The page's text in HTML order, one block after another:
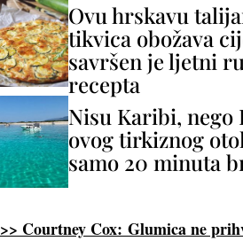
Ovu hrskavu
tikvica obožava
savršen je ljetni
recepta
Nisu Karibi, nego
ovog tirkiznog
samo 20 minuta
>> Courtney Cox: Glumica ne